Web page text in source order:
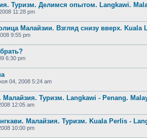
Туризм. Делимся опытом. Langkawi.
11:28 pm
Малайзии. Взгляд снизу вверх. Kuala
9:55 pm
6:30 pm
04, 2008 5:24 am
Малайзия. Туризм. Langkawi - Penang.
12:05 am
Малайзия. Туризм. Kuala Perlis -
10:00 pm